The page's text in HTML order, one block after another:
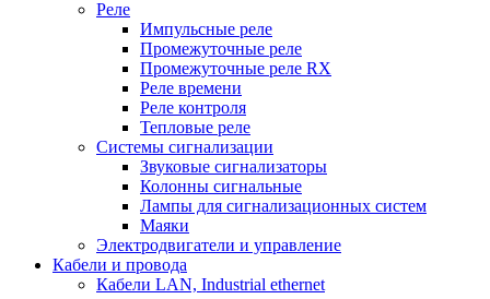
Реле
Импульсные реле
Промежуточные реле
Промежуточные реле RX
Реле времени
Реле контроля
Тепловые реле
Системы сигнализации
Звуковые сигнализаторы
Колонны сигнальные
Лампы для сигнализационных систем
Маяки
Электродвигатели и управление
Кабели и провода
Кабели LAN, Industrial ethernet